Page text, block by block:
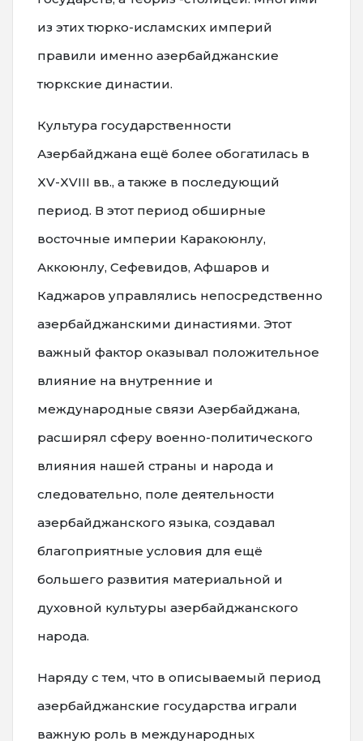
из этих тюрко-исламских империй
правили именно азербайджанские
тюркские династии.
Культура государственности
Азербайджана ещё более обогатилась в
XV-XVIII вв., а также в последующий
период. В этот период обширные
восточные империи Каракоюнлу,
Аккоюнлу, Сефевидов, Афшаров и
Каджаров управлялись непосредственно
азербайджанскими династиями. Этот
важный фактор оказывал положительное
влияние на внутренние и
международные связи Азербайджана,
расширял сферу военно-политического
влияния нашей страны и народа и
следовательно, поле деятельности
азербайджанского языка, создавал
благоприятные условия для ещё
большего развития материальной и
духовной культуры азербайджанского
народа.
Наряду с тем, что в описываемый период
азербайджанские государства играли
важную роль в международных